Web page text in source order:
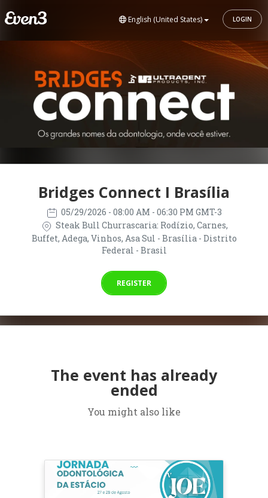
English (United States) LOGIN
Bridges Connect I Brasília
05/29/2026 - 08:00 AM - 06:30 PM GMT-3
Steak Bull Churrascaria: Rodízio, Carnes,
Buffet, Adega, Vinhos, Asa Sul - Brasília - Distrito
Federal - Brasil
REGISTER
The event has already
ended
You might also like